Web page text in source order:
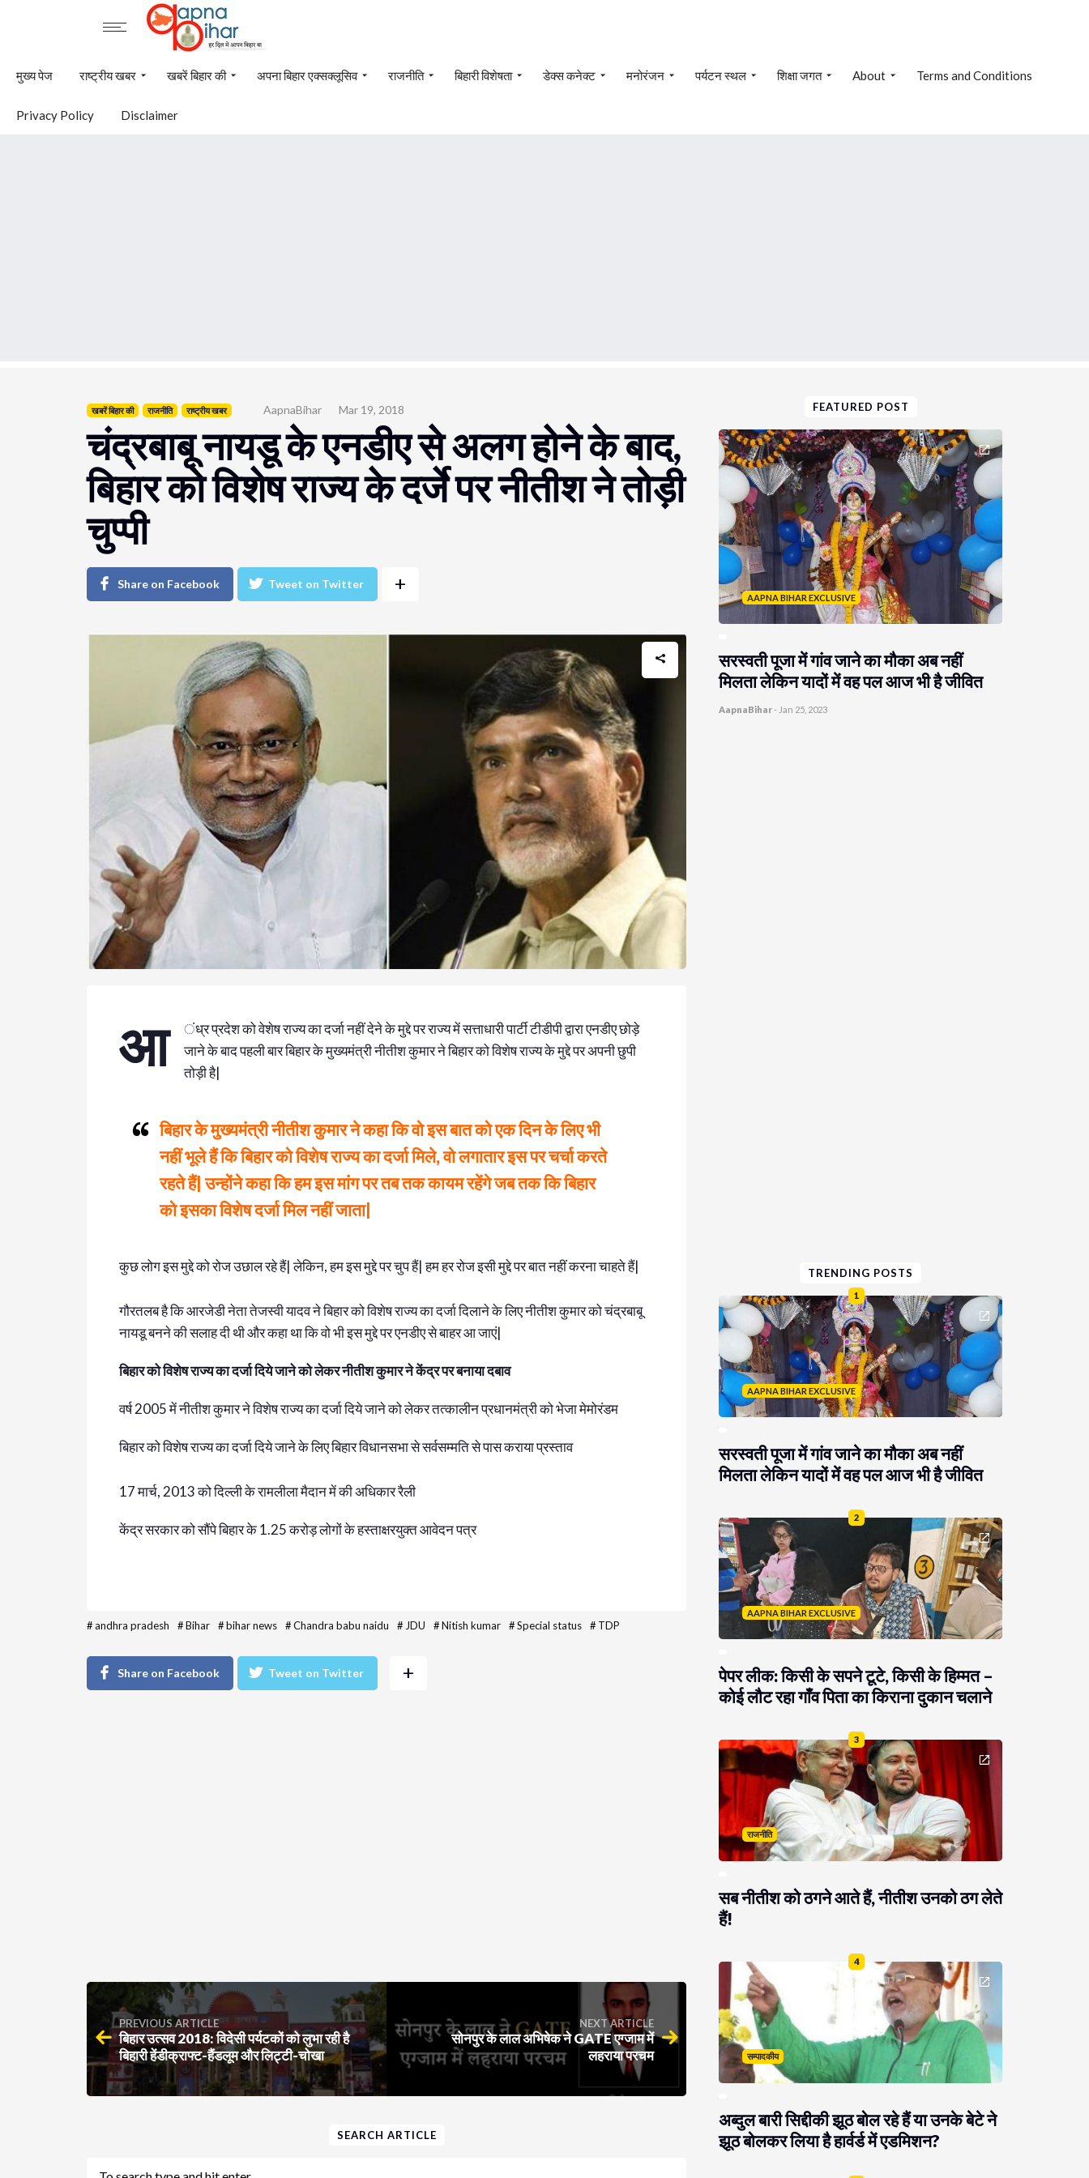
मुख्य पेज राष्ट्रीय खबर खबरें बिहार की अपना बिहार एक्सक्लूसिव राजनीति बिहारी विशेषता डेक्स कनेक्ट मनोरंजन पर्यटन स्थल शिक्षा जगत About Terms and Conditions
Privacy Policy Disclaimer
खबरें बिहार की राजनीति राष्ट्रीय खबर AapnaBihar Mar 19, 2018
चंद्रबाबू नायडू के एनडीए से अलग होने के बाद,
बिहार को विशेष राज्य के दर्जे पर नीतीश ने तोड़ी
चुप्पी
Share on Facebook Tweet on Twitter +
आ
ंध्र प्रदेश को वेशेष राज्य का दर्जा नहीं देने के मुद्दे पर राज्य में सत्ताधारी पार्टी टीडीपी द्वारा एनडीए छोड़े
जाने के बाद पहली बार बिहार के मुख्यमंत्री नीतीश कुमार ने बिहार को विशेष राज्य के मुद्दे पर अपनी छुपी
तोड़ी है|
बिहार के मुख्यमंत्री नीतीश कुमार ने कहा कि वो इस बात को एक दिन के लिए भी
नहीं भूले हैं कि बिहार को विशेष राज्य का दर्जा मिले, वो लगातार इस पर चर्चा करते
रहते हैं| उन्होंने कहा कि हम इस मांग पर तब तक कायम रहेंगे जब तक कि बिहार
को इसका विशेष दर्जा मिल नहीं जाता|
कुछ लोग इस मुद्दे को रोज उछाल रहे हैं| लेकिन, हम इस मुद्दे पर चुप हैं| हम हर रोज इसी मुद्दे पर बात नहीं करना चाहते हैं|
गौरतलब है कि आरजेडी नेता तेजस्वी यादव ने बिहार को विशेष राज्य का दर्जा दिलाने के लिए नीतीश कुमार को चंद्रबाबू
नायडू बनने की सलाह दी थी और कहा था कि वो भी इस मुद्दे पर एनडीए से बाहर आ जाएं|
बिहार को विशेष राज्य का दर्जा दिये जाने को लेकर नीतीश कुमार ने केंद्र पर बनाया दबाव
वर्ष 2005 में नीतीश कुमार ने विशेष राज्य का दर्जा दिये जाने को लेकर तत्कालीन प्रधानमंत्री को भेजा मेमोरंडम
बिहार को विशेष राज्य का दर्जा दिये जाने के लिए बिहार विधानसभा से सर्वसम्मति से पास कराया प्रस्ताव
17 मार्च, 2013 को दिल्ली के रामलीला मैदान में की अधिकार रैली
केंद्र सरकार को सौंपे बिहार के 1.25 करोड़ लोगों के हस्ताक्षरयुक्त आवेदन पत्र
#andhra pradesh #Bihar #bihar news #Chandra babu naidu # JDU #Nitish kumar #Special status # TDP
Share on Facebook Tweet on Twitter +
PREVIOUS ARTICLE
बिहार उत्सव 2018: विदेसी पर्यटकों को लुभा रही है
बिहारी हेंडीक्राफ्ट-हैंडलूम और लिट्टी-चोखा
NEXT ARTICLE
सोनपुर के लाल अभिषेक ने GATE एग्जाम में
लहराया परचम
SEARCH ARTICLE
FEATURED POST
AAPNA BIHAR EXCLUSIVE
सरस्वती पूजा में गांव जाने का मौका अब नहीं
मिलता लेकिन यादों में वह पल आज भी है जीवित
AapnaBihar- Jan 25, 2023
TRENDING POSTS
1
AAPNA BIHAR EXCLUSIVE
सरस्वती पूजा में गांव जाने का मौका अब नहीं
मिलता लेकिन यादों में वह पल आज भी है जीवित
2
AAPNA BIHAR EXCLUSIVE
पेपर लीक: किसी के सपने टूटे, किसी के हिम्मत –
कोई लौट रहा गाँव पिता का किराना दुकान चलाने
3
राजनीति
सब नीतीश को ठगने आते हैं, नीतीश उनको ठग लेते
हैं!
4
सम्पादकीय
अब्दुल बारी सिद्दीकी झूठ बोल रहे हैं या उनके बेटे ने
झूठ बोलकर लिया है हार्वर्ड में एडमिशन?